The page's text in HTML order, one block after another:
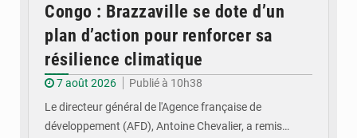
Congo : Brazzaville se dote d’un
plan d’action pour renforcer sa
résilience climatique
7 août 2026
Publié à 10h38
Le directeur général de l'Agence française de
développement (AFD), Antoine Chevalier, a remis…